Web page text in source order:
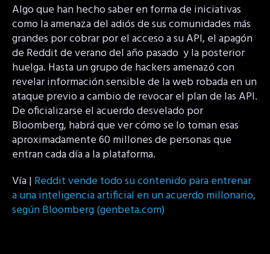
Algo que han hecho saber en forma de iniciativas
como la amenaza del adiós de sus comunidades más
grandes por cobrar por el acceso a su API, el apagón
de Reddit de verano del año pasado y la posterior
huelga. Hasta un grupo de hackers amenazó con
revelar información sensible de la web robada en un
ataque previo a cambio de revocar el plan de las API.
De oficializarse el acuerdo desvelado por
Bloomberg, habrá que ver cómo se lo toman esas
aproximadamente 60 millones de personas que
entran cada día a la plataforma.
Vía | Reddit vende todo su contenido para entrenar
a una inteligencia artificial en un acuerdo millonario,
según Bloomberg (genbeta.com)